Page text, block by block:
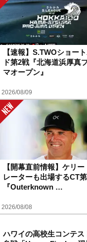
【速報】S.TWOショー
ド第2戦『北海道浜厚真
マオープン』
2026/08/09
【開幕直前情報】ケリー
レーターも出場するCT
『Outerknown …
2026/08/08
製品情報
特集
試合
ホリ
ウェス
イベント・リリー